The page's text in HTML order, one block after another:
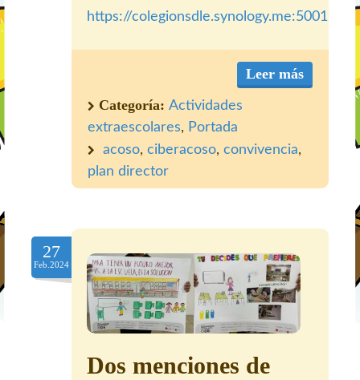
https://colegionsdle.synology.me:5001/
Leer más
Categoría: Actividades
extraescolares, Portada
acoso, ciberacoso, convivencia,
plan director
27
Feb.2024
Dos menciones de